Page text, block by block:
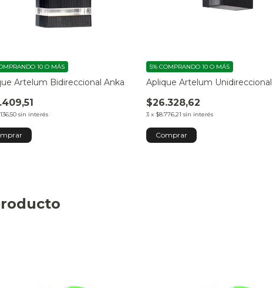
Artelum Bidireccional Anka
sin interés
10 O MÁS
Aplique Artelum Unidireccional
$26.328,62
3 x $8.776,21 sin interés
5% COMPRANDO 10 O MÁS